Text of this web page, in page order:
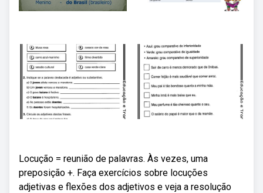
Locução = reunião de palavras. Às vezes, uma
preposição +. Faça exercícios sobre locuções
adjetivas e flexões dos adjetivos e veja a resolução